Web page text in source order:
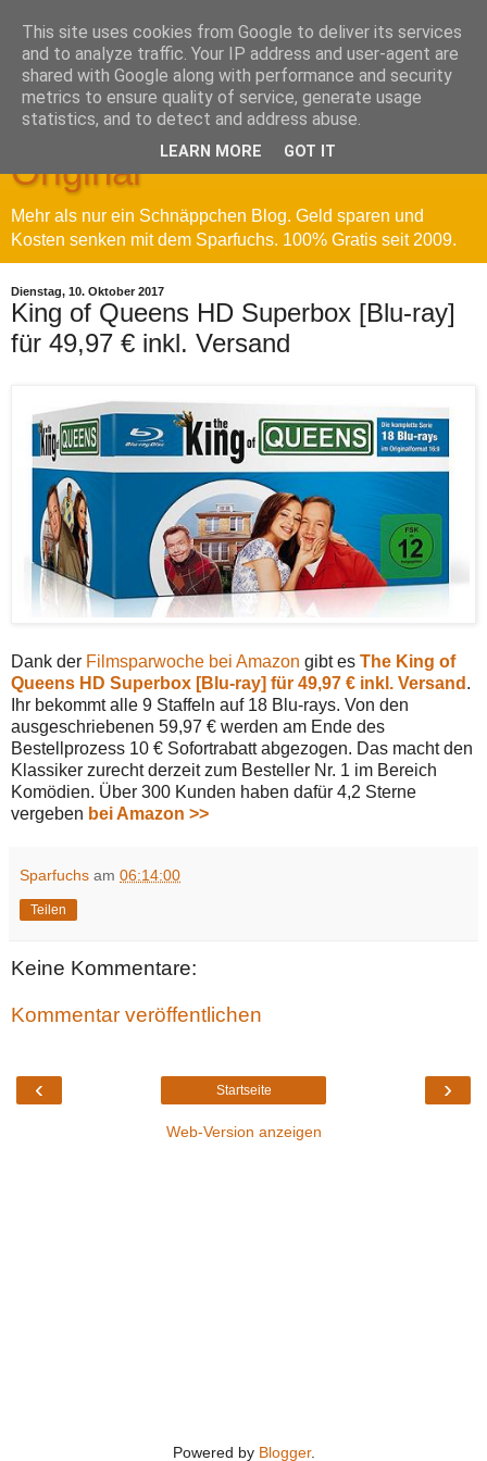
Sparfuchs' Blog - Das
Original
Mehr als nur ein Schnäppchen Blog. Geld sparen und
Kosten senken mit dem Sparfuchs. 100% Gratis seit 2009.
Dienstag, 10. Oktober 2017
King of Queens HD Superbox [Blu-ray]
für 49,97 € inkl. Versand
Dank der Filmsparwoche bei Amazon gibt es The King of
Queens HD Superbox [Blu-ray] für 49,97 € inkl. Versand .
Ihr bekommt alle 9 Staffeln auf 18 Blu-rays. Von den
ausgeschriebenen 59,97 € werden am Ende des
Bestellprozess 10 € Sofortrabatt abgezogen. Das macht den
Klassiker zurecht derzeit zum Besteller Nr. 1 im Bereich
Komödien. Über 300 Kunden haben dafür 4,2 Sterne
vergeben bei Amazon >>
Sparfuchs am 06:14:00
Teilen
Keine Kommentare:
Kommentar veröffentlichen
‹ ›
Startseite
Web-Version anzeigen
Powered by Blogger.
This site uses cookies from Google to deliver its services
and to analyze traffic. Your IP address and user-agent are
shared with Google along with performance and security
metrics to ensure quality of service, generate usage
statistics, and to detect and address abuse.
LEARN MORE GOT IT